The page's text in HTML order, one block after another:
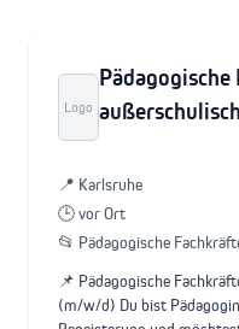
Logo
📍 Karlsruhe
🕒 vor Ort
📂 Pädagogische
📌 Pädagogische
(m/w/d) Du bist